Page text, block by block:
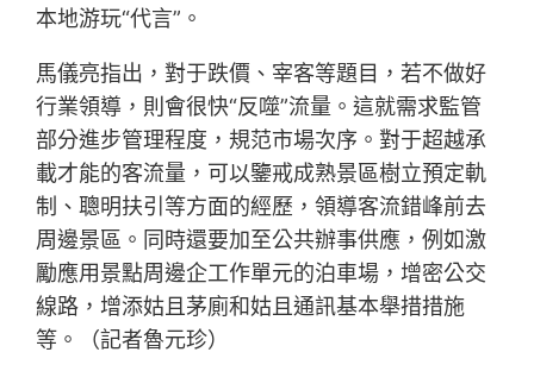
本地游玩“代言”。
馬儀亮指出，對于跌價、宰客等題目，若不做好
行業領導，則會很快“反噬”流量。這就需求監管
部分進步管理程度，規范市場次序。對于超越承
載才能的客流量，可以鑒戒成熟景區樹立預定軌
制、聰明扶引等方面的經歷，領導客流錯峰前去
周邊景區。同時還要加至公共辦事供應，例如激
勵應用景點周邊企工作單元的泊車場，增密公交
線路，增添姑且茅廁和姑且通訊基本舉措措施
等。（記者魯元珍）